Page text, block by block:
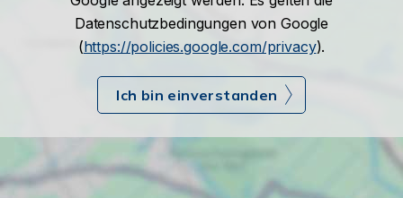
Datenschutzbedingungen von Google
(https://policies.google.com/privacy).
Ich bin einverstanden